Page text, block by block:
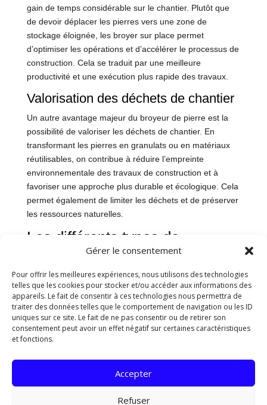
Gérer le consentement
Pour offrir les meilleures expériences, nous utilisons des technologies
telles que les cookies pour stocker et/ou accéder aux informations des
appareils. Le fait de consentir à ces technologies nous permettra de
traiter des données telles que le comportement de navigation ou les ID
uniques sur ce site. Le fait de ne pas consentir ou de retirer son
consentement peut avoir un effet négatif sur certaines caractéristiques
et fonctions.
Accepter
Refuser
gain de temps considérable sur le chantier. Plutôt que
de devoir déplacer les pierres vers une zone de
stockage éloignée, les broyer sur place permet
d’optimiser les opérations et d’accélérer le processus de
construction. Cela se traduit par une meilleure
productivité et une exécution plus rapide des travaux.
Valorisation des déchets de chantier
Un autre avantage majeur du broyeur de pierre est la
possibilité de valoriser les déchets de chantier. En
transformant les pierres en granulats ou en matériaux
réutilisables, on contribue à réduire l’empreinte
environnementale des travaux de construction et à
favoriser une approche plus durable et écologique. Cela
permet également de limiter les déchets et de préserver
les ressources naturelles.
Les différents types de
broyeurs de pierre
Broyeur à marteaux
Le broyeur à marteaux est un équipement de
concassage utilisé pour réduire la taille des pierres en
les frappant avec des marteaux rotatifs à grande
vitesse. Ce type de broyeur est efficace pour traiter des
basalte. Il est largement utilisé dans l’industrie minière et
la construction pour produire des agrégats de
différentes tailles.